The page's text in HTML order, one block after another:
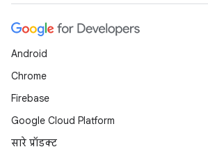
Android
Chrome
Firebase
Google Cloud Platform
सारे प्रॉडक्ट